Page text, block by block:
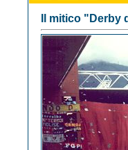
Il mitico "Derby